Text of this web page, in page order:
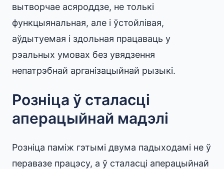
вытворчае асяроддзе, не толькі
функцыянальная, але і ўстойлівая,
аўдытуемая і здольная працаваць у
рэальных умовах без увядзення
непатрэбнай арганізацыйнай рызыкі.
Розніца ў сталасці
аперацыйнай мадэлі
Розніца паміж гэтымі двума падыходамі не ў
перавазе працэсу, а ў сталасці аперацыйнай